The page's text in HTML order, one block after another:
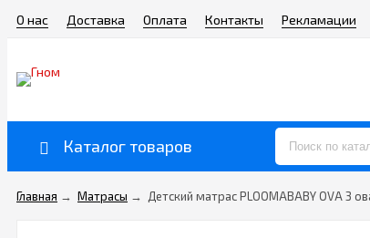
О нас Доставка Оплата Контакты Рекламации
Каталог товаров
Главная → Матрасы → Детский матрас PLOOMABABY OVA 3